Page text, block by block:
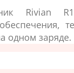
Rivian
одном заряде.